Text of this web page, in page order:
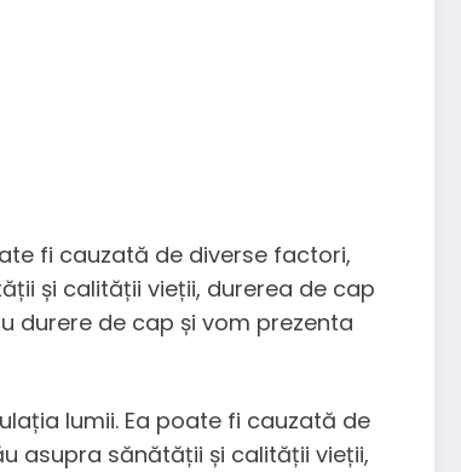
fi cauzată de diverse factori,
și calității vieții, durerea de cap
durere de cap și vom prezenta
lumii. Ea poate fi cauzată de
asupra sănătății și calității vieții,